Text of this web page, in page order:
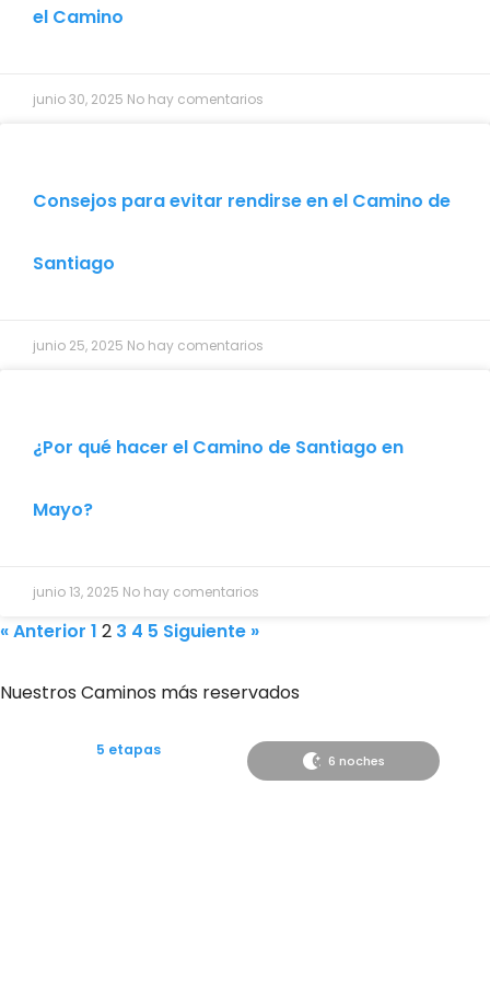
el Camino
junio 30, 2025 No hay comentarios
Consejos para evitar rendirse en el Camino de
Santiago
junio 25, 2025 No hay comentarios
¿Por qué hacer el Camino de Santiago en
Mayo?
junio 13, 2025 No hay comentarios
« Anterior 1 2 3 4 5 Siguiente »
Nuestros Caminos más reservados
5 etapas
6 noches